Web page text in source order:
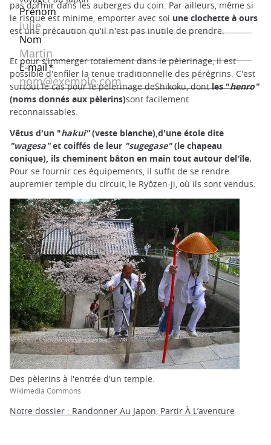
pas dormir dans les auberges du coin. Par ailleurs, même si
le risque est minime, emporter avec soi une clochette à ours
est une précaution qu'il n'est pas inutile de prendre.
Et pour s'immerger totalement dans le pèlerinage, il est
possible d'enfiler la tenue traditionnelle des pérégrins. C'est
surtout le cas pour le pèlerinage deShikoku, dontles "henro"
(noms donnés aux pèlerins)sont facilement
reconnaissables.
Vêtus d'un "hakui"(veste blanche),d'une étole dite
"wagesa"et coiffés de leur "sugegase"(le chapeau
conique), ils cheminent bâton en main tout autour del'île.
Pour se fournir ces équipements, il suffit de se rendre
aupremier temple du circuit, le Ryôzen-ji, où ils sont vendus.
Des pèlerins à l'entrée d'un temple.
Wikimedia Commons
Notre dossier : Randonner Au Japon, Partir À L’aventure